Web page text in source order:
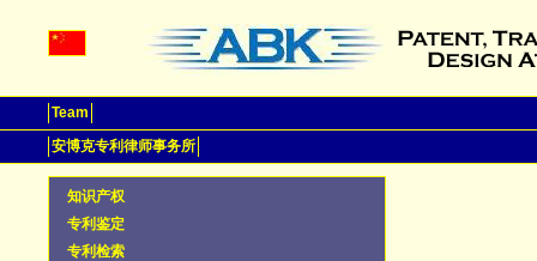
Team
安博克专利律师事务所
知识产权
专利鉴定
专利检索